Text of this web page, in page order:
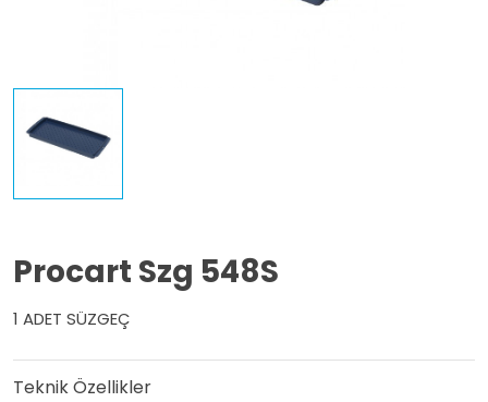
Procart Szg 548S
1 ADET SÜZGEÇ
Teknik Özellikler